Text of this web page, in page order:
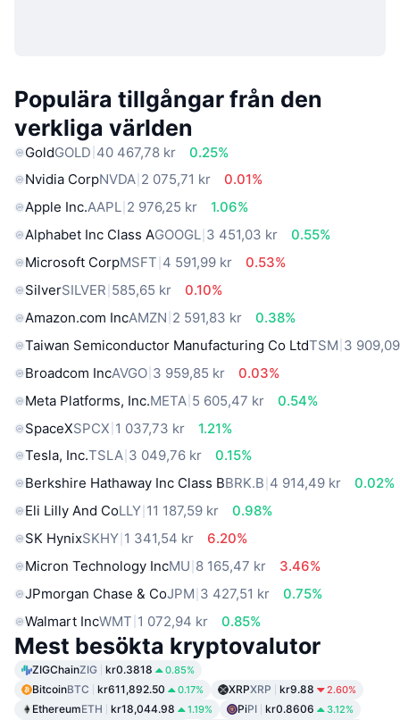
Populära tillgångar från den
verkliga världen
GoldGOLD 40 467,78 kr
0.25%
Nvidia CorpNVDA 2 075,71 kr
0.01%
Apple Inc.AAPL 2 976,25 kr
1.06%
Alphabet Inc Class AGOOGL 3 451,03 kr
0.55%
Microsoft CorpMSFT 4 591,99 kr
0.53%
SilverSILVER 585,65 kr
0.10%
Amazon.com IncAMZN 2 591,83 kr
0.38%
Taiwan Semiconductor Manufacturing Co LtdTSM 3
Broadcom IncAVGO 3 959,85 kr
0.03%
Meta Platforms, Inc.META 5 605,47 kr
0.54%
SpaceXSPCX 1 037,73 kr
1.21%
Tesla, Inc.TSLA 3 049,76 kr
0.15%
Berkshire Hathaway Inc Class BBRK.B 4 914,49 kr
0.02%
Eli Lilly And CoLLY 11 187,59 kr
0.98%
SK HynixSKHY 1 341,54 kr
6.20%
Micron Technology IncMU 8 165,47 kr
3.46%
JPmorgan Chase & CoJPM 3 427,51 kr
0.75%
Walmart IncWMT 1 072,94 kr 0.85%
Mest besökta kryptovalutor
ZIGChainZIG kr0.3818 0.85%
BitcoinBTC kr611,892.50 0.17% XRPXRP kr9.88 2.60%
EthereumETH kr18,044.98 1.19% PiPI kr0.8606 3.12%